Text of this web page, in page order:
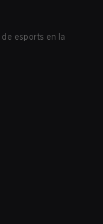
de esports en la